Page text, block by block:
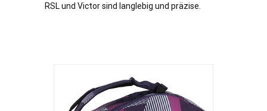
RSL und Victor sind langlebig und präzise.